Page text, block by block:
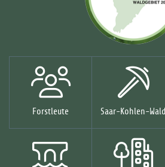
Forstleute Saar-Kohlen-Wald